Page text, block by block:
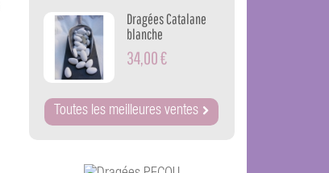
Dragées Catalane
blanche
34,00 €
Toutes les meilleures ventes